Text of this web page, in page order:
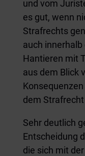
und vom
es gut, wenn
Strafrechts
auch
Hantieren mit
aus dem Blick
dem
Sehr deutlich
Entscheidung
die sich mit